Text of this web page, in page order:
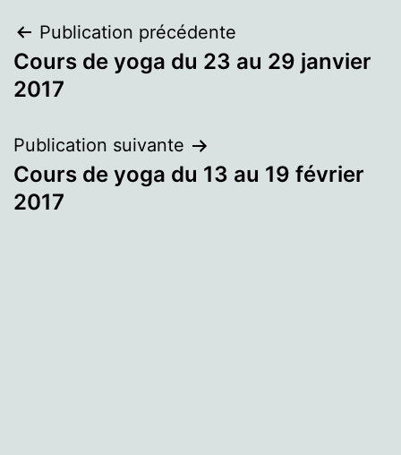
Navigation
de
Publication précédente
Cours de yoga du 23 au 29 janvier
2017
Publication suivante
Cours de yoga du 13 au 19 février
2017